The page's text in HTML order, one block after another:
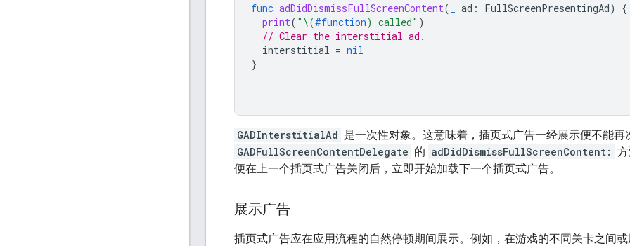
func adDidDismissFullScreenContent( ad : FullScreenPresentingAd)
{
print( " \(#function) called" )
// Clear the interstitial ad.
interstitial = nil
}
GADInterstitialAd 是一次性对象。这意味着，插页式广告一经展示便不能
GADFullScreenContentDelegate 的 adDidDismissFullScreenContent:
便在上一个插页式广告关闭后，立即开始加载下一个插页式广告。
展示广告
插页式广告应在应用流程的自然停顿期间展示。例如，在游戏的不同关卡之间